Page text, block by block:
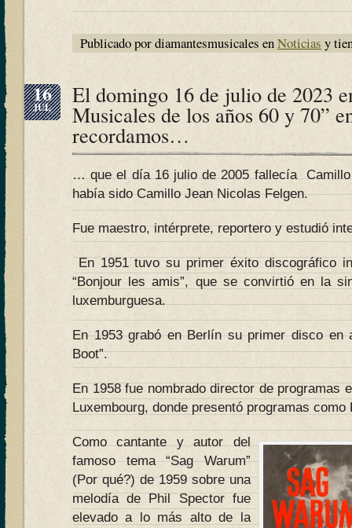
Publicado por diamantesmusicales enNoticias y
16
JUL El domingo 16 de julio de 2023
Musicales de los años 60 y 70”
recordamos…
… que el día 16 julio de 2005 fallecía Camillo
había sido Camillo Jean Nicolas Felgen.
Fue maestro, intérprete, reportero y estudió
En 1951 tuvo su primer éxito discográfico
“Bonjour les amis”, que se convirtió en la
luxemburguesa.
En 1953 grabó en Berlín su primer disco en
Boot”.
En 1958 fue nombrado director de programas
Luxembourg, donde presentó programas como
Como cantante y autor del
famoso tema “Sag Warum”
(Por qué?) de 1959 sobre una
melodía de Phil Spector fue
elevado a lo más alto de la